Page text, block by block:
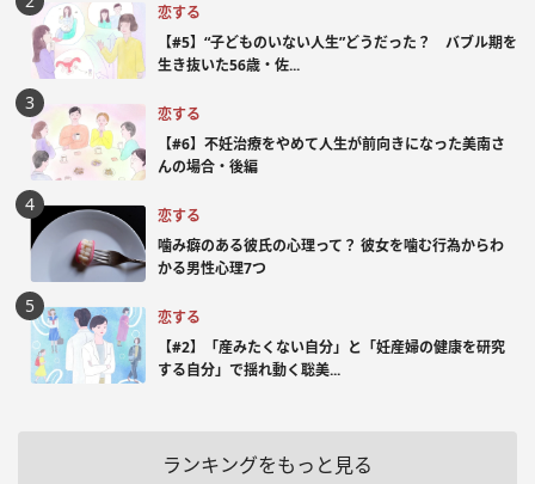
恋する
【#5】“子どものいない人生”どうだった？ バブル期を
生き抜いた56歳・佐...
恋する
【#6】不妊治療をやめて人生が前向きになった美南さ
んの場合・後編
恋する
噛み癖のある彼氏の心理って？ 彼女を噛む行為からわ
かる男性心理7つ
恋する
【#2】「産みたくない自分」と「妊産婦の健康を研究
する自分」で揺れ動く聡美...
ランキングをもっと見る